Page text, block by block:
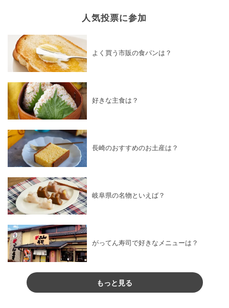
人気投票に参加
よく買う市販の食パンは？
好きな主食は？
長崎のおすすめのお土産は？
岐阜県の名物といえば？
がってん寿司で好きなメニューは？
もっと見る